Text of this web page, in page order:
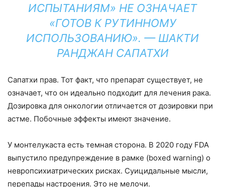
ИСПЫТАНИЯМ» НЕ ОЗНАЧАЕТ
«ГОТОВ К РУТИННОМУ
ИСПОЛЬЗОВАНИЮ». — ШАКТИ
РАНДЖАН САПАТХИ
Сапатхи прав. Тот факт, что препарат существует, не
означает, что он идеально подходит для лечения рака.
Дозировка для онкологии отличается от дозировки при
астме. Побочные эффекты имеют значение.
У монтелукаста есть темная сторона. В 2020 году FDA
выпустило предупреждение в рамке (boxed warning) о
невропсихиатрических рисках. Суицидальные мысли,
перепады настроения. Это не мелочи.